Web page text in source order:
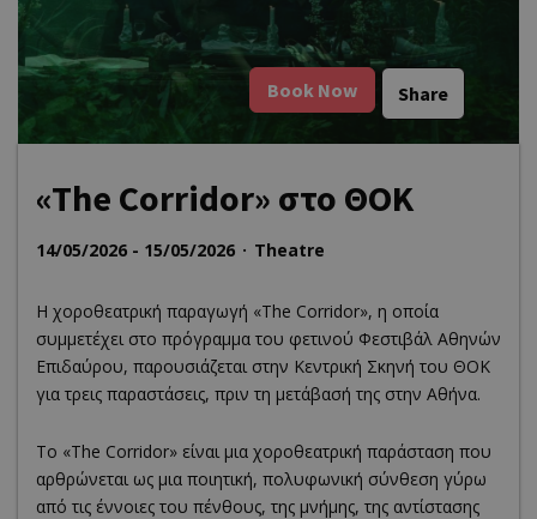
COLLECTIONS
STORIES
NEWS
Book Now Share
«The Corridor» στο ΘΟΚ
14/05/2026 - 15/05/2026 Theatre
Η χοροθεατρική παραγωγή «The Corridor», η οποία
συμμετέχει στο πρόγραμμα του φετινού Φεστιβάλ Αθηνών
Επιδαύρου, παρουσιάζεται στην Κεντρική Σκηνή του ΘΟΚ
για τρεις παραστάσεις, πριν τη μετάβασή της στην Αθήνα.
Το «The Corridor» είναι μια χοροθεατρική παράσταση που
αρθρώνεται ως μια ποιητική, πολυφωνική σύνθεση γύρω
από τις έννοιες του πένθους, της μνήμης, της αντίστασης